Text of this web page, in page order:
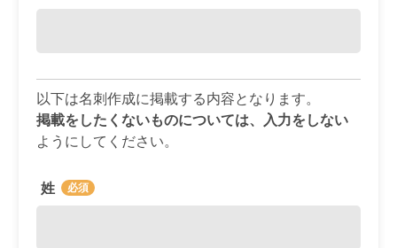
以下は名刺作成に掲載する内容となります。
掲載をしたくないものについては、入力をしない
ようにしてください。
姓